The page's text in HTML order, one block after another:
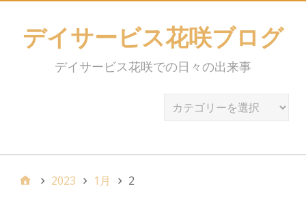
デイサービス花咲ブログ
デイサービス花咲での日々の出来事
2023 1月 2